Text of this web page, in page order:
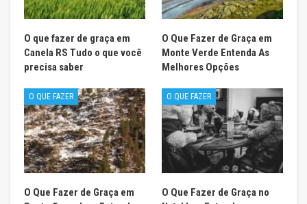
O que fazer de graça em
Canela RS Tudo o que você
precisa saber
O Que Fazer de Graça em
Monte Verde Entenda As
Melhores Opções
O QUE FAZER
O Que Fazer de Graça em
O QUE FAZER
O Que Fazer de Graça no